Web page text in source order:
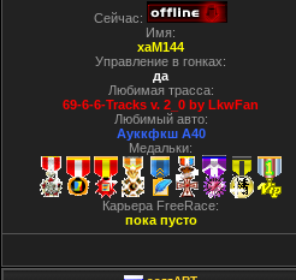
Сейчас:
Имя:
xaM144
Управление в гонках:
да
Любимая трасса:
69-6-6-Tracks v. 2_0 by LkwFan
Любимый авто:
Ауккфкш А40
Медальки:
Карьера FreeRace:
пока пусто